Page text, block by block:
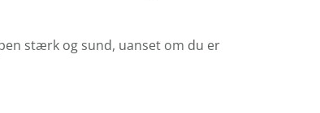
stærk og sund, uanset om du er